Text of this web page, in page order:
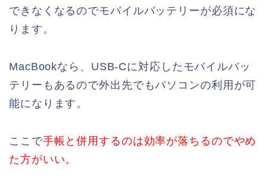
できなくなるのでモバイルバッテリーが必須にな
ります。
MacBookなら、USB-Cに対応したモバイルバッ
テリーもあるので外出先でもパソコンの利用が可
能になります。
ここで手帳と併用するのは効率が落ちるのでやめ
た方がいい。